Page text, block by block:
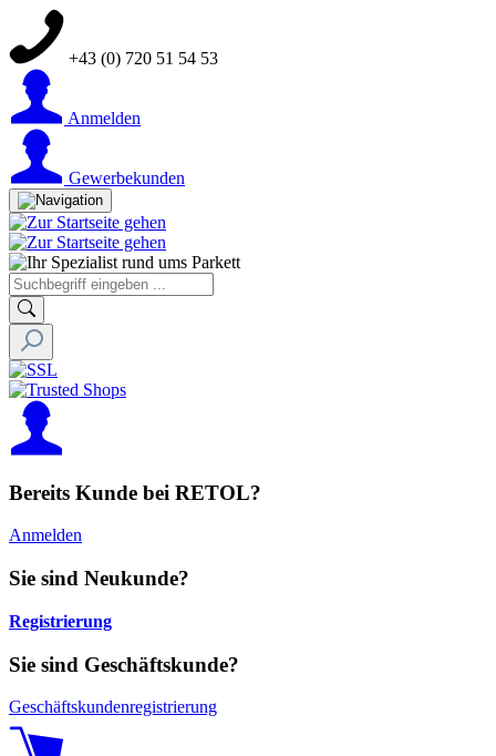
+43 (0) 720 51 54 53
Anmelden
Gewerbekunden
Bereits Kunde bei RETOL?
Anmelden
Sie sind Neukunde?
Registrierung
Sie sind Geschäftskunde?
Geschäftskundenregistrierung